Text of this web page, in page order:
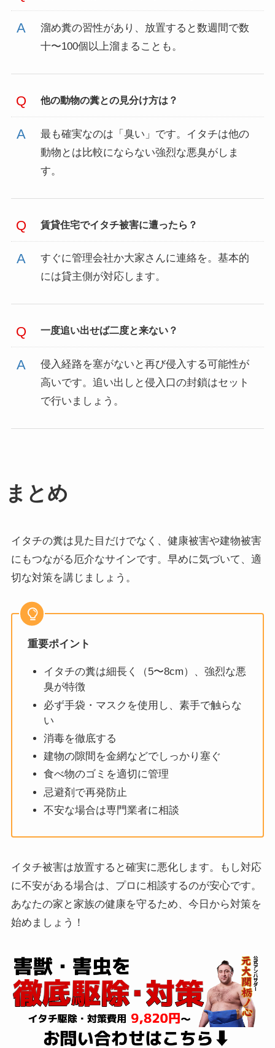
溜め糞の習性があり、放置すると数週間で数
十〜100個以上溜まることも。
他の動物の糞との見分け方は？
最も確実なのは「臭い」です。イタチは他の
動物とは比較にならない強烈な悪臭がしま
す。
賃貸住宅でイタチ被害に遭ったら？
すぐに管理会社か大家さんに連絡を。基本的
には貸主側が対応します。
一度追い出せば二度と来ない？
侵入経路を塞がないと再び侵入する可能性が
高いです。追い出しと侵入口の封鎖はセット
で行いましょう。
まとめ
イタチの糞は見た目だけでなく、健康被害や建物被害
にもつながる厄介なサインです。早めに気づいて、適
切な対策を講じましょう。
重要ポイント
イタチの糞は細長く（5〜8cm）、強烈な悪
臭が特徴
必ず手袋・マスクを使用し、素手で触らな
い
消毒を徹底する
建物の隙間を金網などでしっかり塞ぐ
食べ物のゴミを適切に管理
忌避剤で再発防止
不安な場合は専門業者に相談
イタチ被害は放置すると確実に悪化します。もし対応
に不安がある場合は、プロに相談するのが安心です。
あなたの家と家族の健康を守るため、今日から対策を
始めましょう！